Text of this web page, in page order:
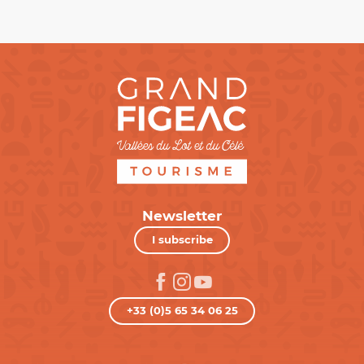
Newsletter
I subscribe
+33 (0)5 65 34 06 25